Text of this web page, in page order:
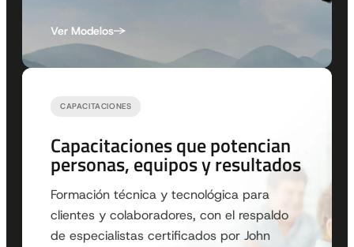
Ver Modelos
CAPACITACIONES
Capacitaciones que potencian
personas, equipos y resultados
Formación técnica y tecnológica para
clientes y colaboradores, con el respaldo
de especialistas certificados por John